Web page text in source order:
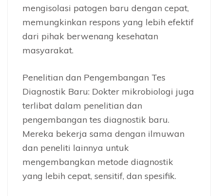
mengisolasi patogen baru dengan cepat,
memungkinkan respons yang lebih efektif
dari pihak berwenang kesehatan
masyarakat.
Penelitian dan Pengembangan Tes
Diagnostik Baru: Dokter mikrobiologi juga
terlibat dalam penelitian dan
pengembangan tes diagnostik baru.
Mereka bekerja sama dengan ilmuwan
dan peneliti lainnya untuk
mengembangkan metode diagnostik
yang lebih cepat, sensitif, dan spesifik.